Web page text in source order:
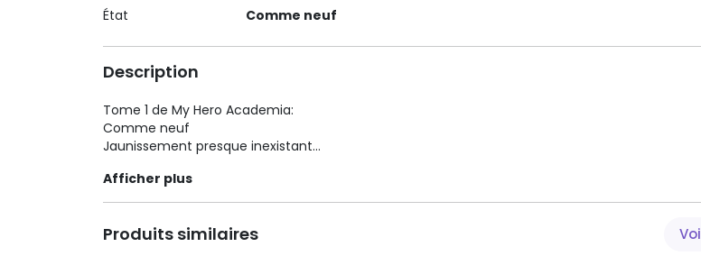
État
Comme neuf
Description
Tome 1 de My Hero Academia:
Comme neuf
Jaunissement presque inexistant
Éditeur: Kioon
Afficher plus
Produits similaires